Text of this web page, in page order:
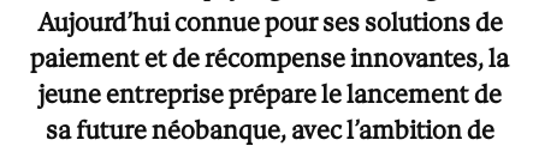
Aujourd’hui connue pour ses solutions de
paiement et de récompense innovantes, la
jeune entreprise prépare le lancement de
sa future néobanque, avec l’ambition de